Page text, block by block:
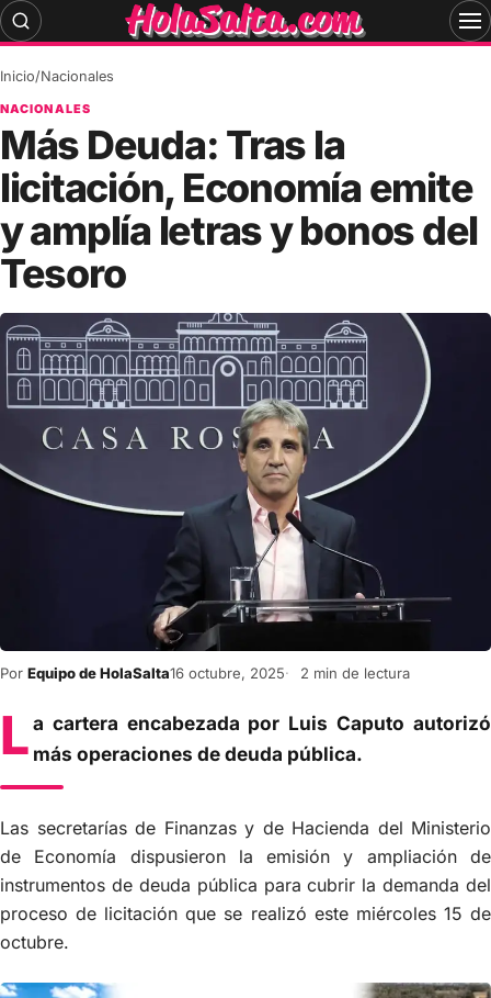
Skip
to
Inicio/Nacionales
NACIONALES
Más Deuda: Tras la
licitación, Economía emite
y amplía letras y bonos del
Tesoro
Por Equipo de HolaSalta16 octubre, 2025 2 min de lectura
La cartera encabezada por Luis Caputo autorizó
más operaciones de deuda pública.
Las secretarías de Finanzas y de Hacienda del Ministerio
de Economía dispusieron la emisión y ampliación de
instrumentos de deuda pública para cubrir la demanda del
proceso de licitación que se realizó este miércoles 15 de
octubre.